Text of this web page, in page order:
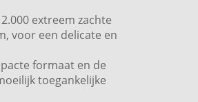
extreem zachte
voor een delicate en
formaat en de
toegankelijke